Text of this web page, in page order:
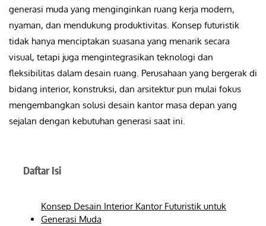
generasi muda yang menginginkan ruang kerja modern,
nyaman, dan mendukung produktivitas. Konsep futuristik
tidak hanya menciptakan suasana yang menarik secara
visual, tetapi juga mengintegrasikan teknologi dan
fleksibilitas dalam desain ruang. Perusahaan yang bergerak di
bidang interior, konstruksi, dan arsitektur pun mulai fokus
mengembangkan solusi desain kantor masa depan yang
sejalan dengan kebutuhan generasi saat ini.
Daftar Isi
Konsep Desain Interior Kantor Futuristik untuk
Generasi Muda